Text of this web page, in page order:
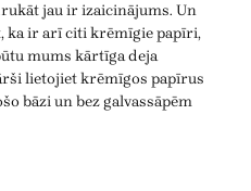
jau ir izaicinājums. Un
ka ir arī citi krēmīgie papīri,
mums kārtīga deja
lietojiet krēmīgos papīrus
bāzi un bez galvassāpēm